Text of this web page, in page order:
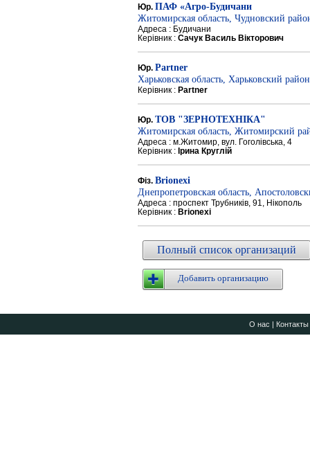
Юр. ПАФ «Агро-Будичани
Житомирская область, Чудновский
Адреса : Будичани
Керівник : Сачук Василь Вікторович
Юр. Partner
Харьковская область, Харьковский район
Керівник : Partner
Юр. ТОВ "ЗЕРНОТЕХНІКА"
Житомирская область, Житомирский
Адреса : м.Житомир, вул. Гоголівська, 4
Керівник : Ірина Круглій
Фіз. Brionexi
Днепропетровская область,
Адреса : проспект Трубників, 91, Нікополь
Керівник : Brionexi
Полный список организаций
Добавить организацию
О нас | Контакты